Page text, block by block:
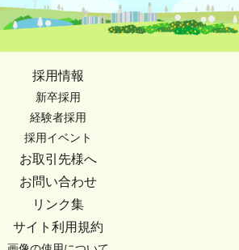
採用情報
新卒採用
経験者採用
採用イベント
お取引先様へ
お問い合わせ
リンク集
サイト利用規約